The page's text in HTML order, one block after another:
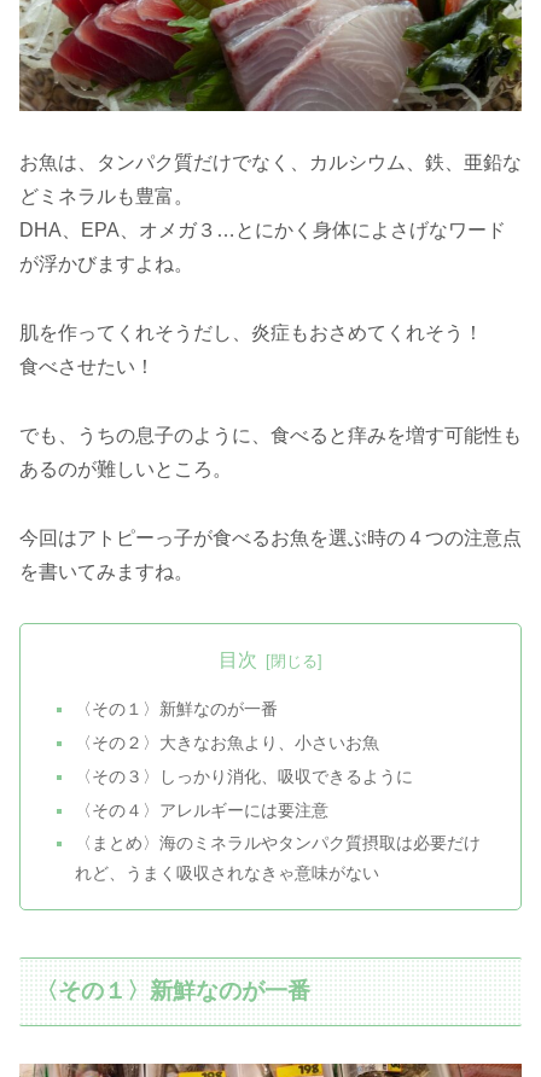
お魚は、タンパク質だけでなく、カルシウム、鉄、亜鉛な
どミネラルも豊富。
DHA、EPA、オメガ３…とにかく身体によさげなワード
が浮かびますよね。
肌を作ってくれそうだし、炎症もおさめてくれそう！
食べさせたい！
でも、うちの息子のように、食べると痒みを増す可能性も
あるのが難しいところ。
今回はアトピーっ子が食べるお魚を選ぶ時の４つの注意点
を書いてみますね。
目次
〈その１〉新鮮なのが一番
〈その２〉大きなお魚より、小さいお魚
〈その３〉しっかり消化、吸収できるように
〈その４〉アレルギーには要注意
〈まとめ〉海のミネラルやタンパク質摂取は必要だけ
れど、うまく吸収されなきゃ意味がない
〈その１〉新鮮なのが一番